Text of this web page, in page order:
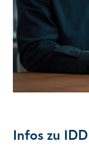
Infos zu IDD